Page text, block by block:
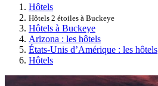
Hôtels
Hôtels 2 étoiles à Buckeye
Hôtels à Buckeye
Arizona : les hôtels
États-Unis d’Amérique : les hôtels
Hôtels